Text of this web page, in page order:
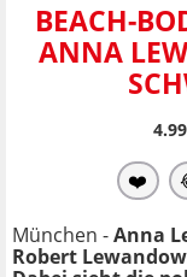
BEACH-
ANNA
❤️
München -Anna
Robert